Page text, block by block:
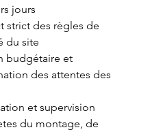
jours
strict des règles de
du site
budgétaire et
des attentes des
et supervision
du montage, de